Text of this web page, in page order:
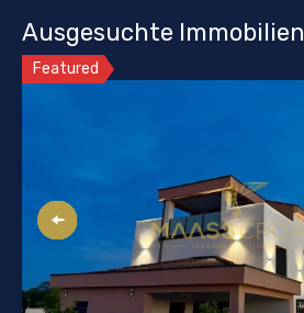
Ausgesuchte Immobilien
Featured